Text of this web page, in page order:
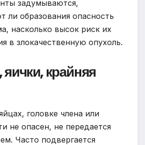
задумываются,
ли образования опасность
насколько высок риск их
в злокачественную опухоль.
яички, крайняя
головке члена или
не опасен, не передается
Часто подвергается